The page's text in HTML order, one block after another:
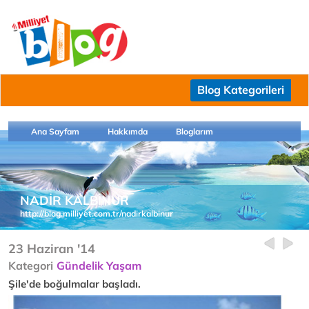
Blog Kategorileri
Ana Sayfam Hakkımda Bloglarım
NADİR KALBİNUR
http://blog.milliyet.com.tr/nadirkalbinur
23 Haziran '14
Kategori Gündelik Yaşam
Şile'de boğulmalar başladı.